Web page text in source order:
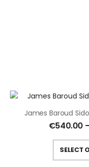
James Baroud
€540.00
SELECT